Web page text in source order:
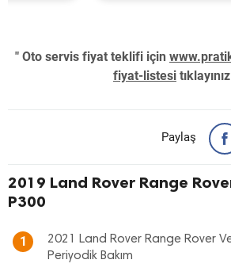
" Oto servis fiyat teklifi için
fiyat-listesi
Paylaş
2019 Land Rover Range
P300
1
2021 Land Rover Range Rover
Periyodik Bakım